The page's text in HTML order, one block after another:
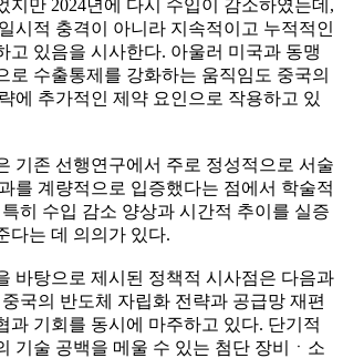
지만 2024년에 다시 수입이 감소하였는데,
시적 충격이 아니라 지속적이고 누적적인
고 있음을 시사한다. 아울러 미국과 동맹
로 수출통제를 강화하는 움직임도 중국의
에 추가적인 제약 요인으로 작용하고 있
기존 선행연구에서 주로 정성적으로 서술
를 계량적으로 입증했다는 점에서 학술적
히 수입 감소 양상과 시간적 추이를 실증
다는 데 의의가 있다.
바탕으로 제시된 정책적 시사점은 다음과
국의 반도체 자립화 전략과 공급망 재편
과 기회를 동시에 마주하고 있다. 단기적
기술 공백을 메울 수 있는 첨단 장비ㆍ소